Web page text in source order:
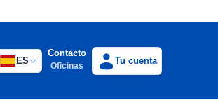
ES
Contacto
Oficinas Tu cuenta